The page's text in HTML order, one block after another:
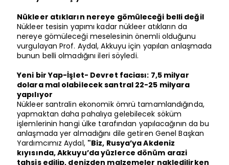
Nükleer atıkların nereye gömüleceği belli değil
Nükleer tesisin yapımı kadar nükleer atıkların da
nereye gömüleceği meselesinin önemli olduğunu
vurgulayan Prof. Aydal, Akkuyu için yapılan anlaşmada
bunun belli olmadığını ileri söyledi.
Yeni bir Yap-İşlet- Devret faciası: 7,5 milyar
dolara mal olabilecek santral 22-25 milyara
yapılıyor
Nükleer santralin ekonomik ömrü tamamlandığında,
yapmaktan daha pahalıya gelebilecek söküm
işlemlerinin hangi ülke tarafından yapılacağının da bu
anlaşmada yer almadığını dile getiren Genel Başkan
Yardımcımız Aydal, "Biz, Rusya’ya Akdeniz
kıyısında, Akkuyu’da yüzlerce dönüm arazi
tahsis edilip, denizden malzemeler nakledilirken